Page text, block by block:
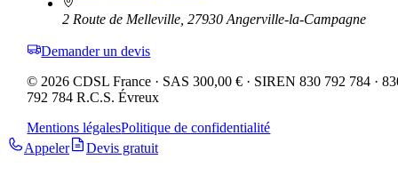
2 Route de Melleville, 27930 Angerville-la-Campagne
Demander un devis
© 2026 CDSL France · SAS300,00 € · SIREN830 792 784 ·
792 784 R.C.S. Évreux
Mentions légalesPolitique de confidentialité
Appeler
Devis gratuit